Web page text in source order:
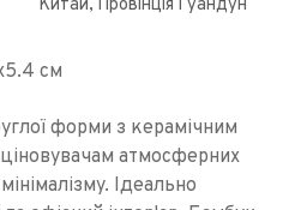
Китай, Провінція Гуандун
см
форми з керамічним
атмосферних
Ідеально